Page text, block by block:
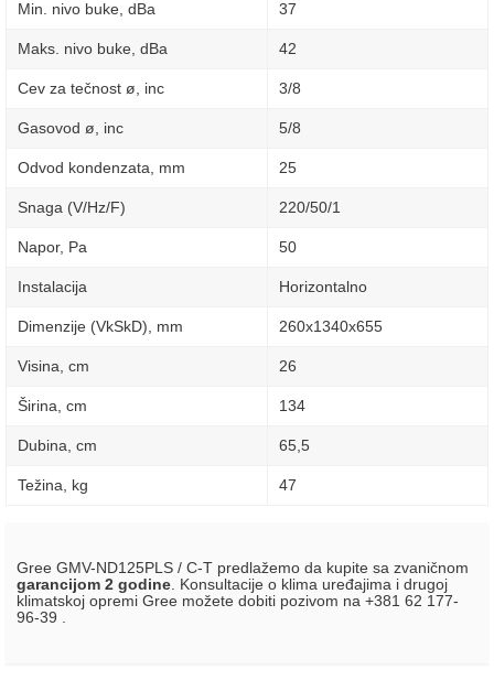
Min. nivo buke, dBa 37
Maks. nivo buke, dBa 42
Cev za tečnost ø, inc 3/8
Gasovod ø, inc 5/8
Odvod kondenzata, mm 25
Snaga (V/Hz/F) 220/50/1
Napor, Pa 50
Instalacija Horizontalno
Dimenzije (VkSkD), mm 260х1340х655
Visina, сm 26
Širina, сm 134
Dubina, сm 65,5
Težina, kg 47
Gree GMV-ND125PLS / C-T predlažemo da kupite sa zvaničnom
garancijom 2 godine . Konsultacije o klima uređajima i drugoj
klimatskoj opremi Gree možete dobiti pozivom na +381 62 177-
96-39 .